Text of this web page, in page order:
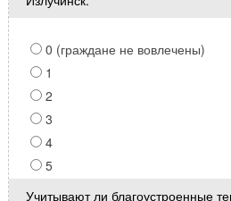
0 (граждане не вовлечены)
1
2
3
4
5
Учитывают ли благоустроенные